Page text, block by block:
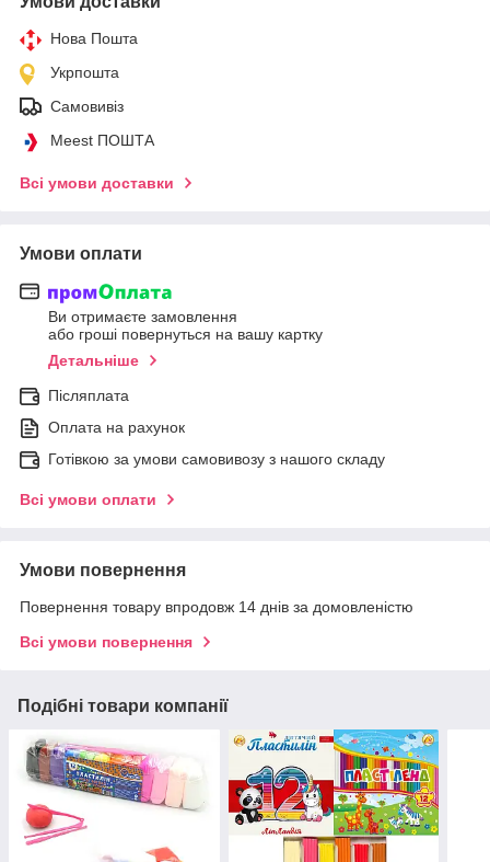
Нова Пошта
Укрпошта
Самовивіз
Meest ПОШТА
Всі умови доставки
Умови оплати
Ви отримаєте замовлення
або гроші повернуться на вашу картку
Детальніше
Післяплата
Оплата на рахунок
Готівкою за умови самовивозу з нашого складу
Всі умови оплати
Умови повернення
Повернення товару впродовж 14 днів за домовленістю
Всі умови повернення
Подібні товари компанії